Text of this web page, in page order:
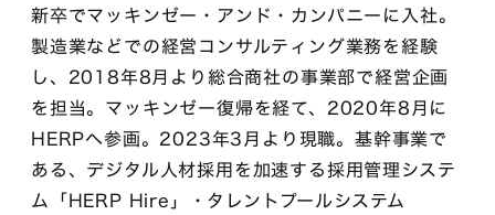
新卒でマッキンゼー・アンド・カンパニーに入社。
製造業などでの経営コンサルティング業務を経験
し、2018年8月より総合商社の事業部で経営企画
を担当。マッキンゼー復帰を経て、2020年8月に
HERPへ参画。2023年3月より現職。基幹事業で
ある、デジタル人材採用を加速する採用管理システ
ム「HERP Hire」・タレントプールシステム